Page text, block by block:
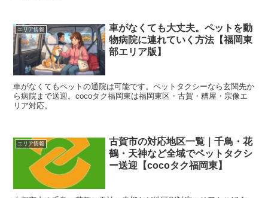
エリア情報
車がなくても大丈夫。ペットを動
物病院に連れていく方法【福岡東
部エリア版】
車がなくてもペットの通院は可能です。ペットタクシーなら玄関先か
ら病院まで送迎。cocoタク福岡東は福岡東区・古賀・糟屋・宗像エ
リア対応。
エリア情報
古賀市の対応地区一覧｜千鳥・花
鶴・天神など全域でペットタクシ
ー送迎【cocoタク福岡東】